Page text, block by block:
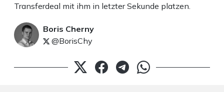
Transferdeal mit ihm in letzter Sekunde platzen.
Boris Cherny
@BorisChy